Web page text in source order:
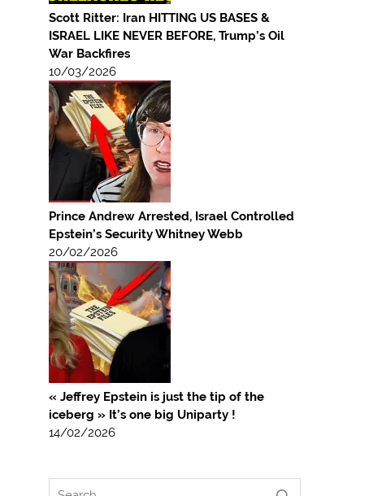
Scott Ritter: Iran HITTING US BASES &
ISRAEL LIKE NEVER BEFORE, Trump’s Oil
War Backfires
10/03/2026
Prince Andrew Arrested, Israel Controlled
Epstein’s Security Whitney Webb
20/02/2026
« Jeffrey Epstein is just the tip of the
iceberg » It’s one big Uniparty !
14/02/2026